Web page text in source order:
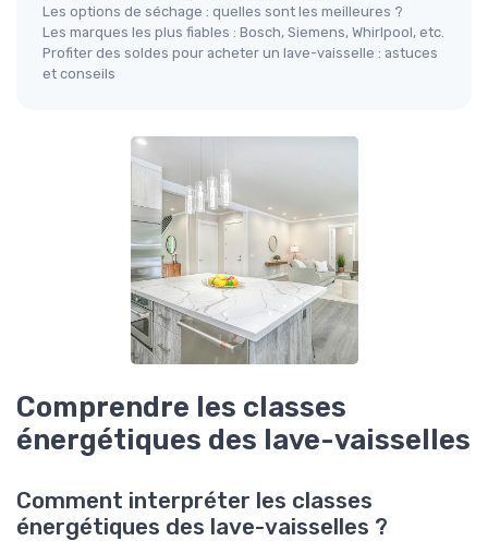
Les options de séchage : quelles sont les meilleures ?
Les marques les plus fiables : Bosch, Siemens, Whirlpool, etc.
Profiter des soldes pour acheter un lave-vaisselle : astuces
et conseils
Comprendre les classes
énergétiques des lave-vaisselles
Comment interpréter les classes
énergétiques des lave-vaisselles ?